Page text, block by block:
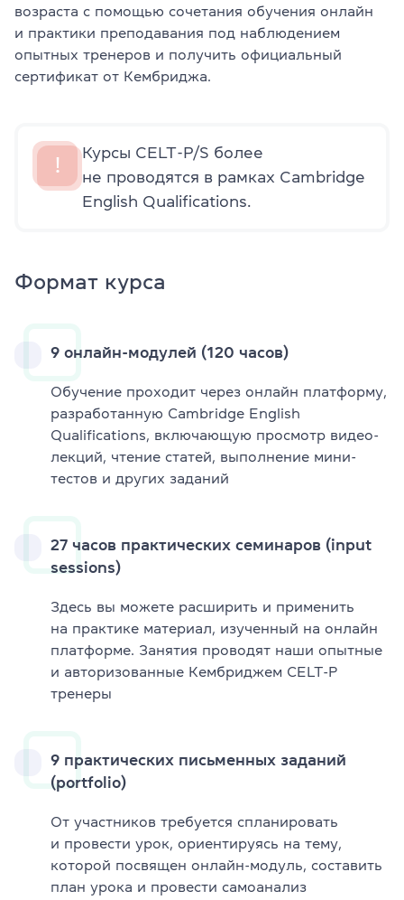
возраста с помощью сочетания обучения онлайн
и практики преподавания под наблюдением
опытных тренеров и получить официальный
сертификат от Кембриджа.
!
Курсы CELT-P/S более
не проводятся в рамках Cambridge
English Qualifications.
Формат курса
9 онлайн-модулей (120 часов)
Обучение проходит через онлайн платформу,
разработанную Cambridge English
Qualifications, включающую просмотр видео-
лекций, чтение статей, выполнение мини-
тестов и других заданий
27 часов практических семинаров (input
sessions)
Здесь вы можете расширить и применить
на практике материал, изученный на онлайн
платформе. Занятия проводят наши опытные
и авторизованные Кембриджем CELT-P
тренеры
9 практических письменных заданий
(portfolio)
От участников требуется спланировать
и провести урок, ориентируясь на тему,
которой посвящен онлайн-модуль, составить
план урока и провести самоанализ